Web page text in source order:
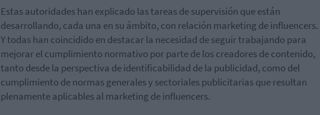
Estas autoridades han explicado las tareas de supervisión que están
desarrollando, cada una en su ámbito, con relación marketing de influencers.
Y todas han coincidido en destacar la necesidad de seguir trabajando para
mejorar el cumplimiento normativo por parte de los creadores de contenido,
tanto desde la perspectiva de identificabilidad de la publicidad, como del
cumplimiento de normas generales y sectoriales publicitarias que resultan
plenamente aplicables al marketing de influencers.